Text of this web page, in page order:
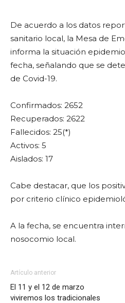
De acuerdo a los datos
sanitario local, la Mesa de
informa la situación
fecha, señalando que se
de Covid-19.
Confirmados: 2652
Recuperados: 2622
Fallecidos: 25(*)
Activos: 5
Aislados: 17
Cabe destacar, que los
por criterio clínico
A la fecha, se encuentra
nosocomio local.
Artículo anterior
El 11 y el 12 de marzo
viviremos los tradicionales